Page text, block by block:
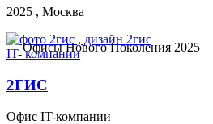
2025 , Москва
Офисы Нового Поколения 2025
IT- компании
2ГИС
Офис IT-компании